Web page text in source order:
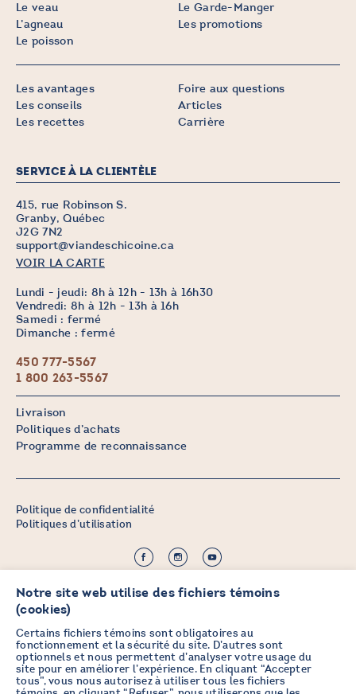
Le veau
L’agneau
Le poisson
Le Garde-Manger
Les promotions
Les avantages
Les conseils
Les recettes
Foire aux questions
Articles
Carrière
SERVICE À LA CLIENTÈLE
415, rue Robinson S.
Granby, Québec
J2G 7N2
support@viandeschicoine.ca
VOIR LA CARTE
Lundi - jeudi: 8h à 12h - 13h à 16h30
Vendredi: 8h à 12h - 13h à 16h
Samedi : fermé
Dimanche : fermé
450 777-5567
1 800 263-5567
Livraison
Politiques d’achats
Programme de reconnaissance
Crédit :Zen Branding, Design & Com.
Politique de confidentialité
Politiques d’utilisation
PRENEZ DES NOUVELLES EN
VOUS ABONNANT À L’INFOLETTRE
Notre site web utilise des fichiers témoins
(cookies)
Certains fichiers témoins sont obligatoires au
fonctionnement et la sécurité du site. D’autres sont
optionnels et nous permettent d’analyser votre usage du
site pour en améliorer l’expérience. En cliquant “Accepter
tous”, vous nous autorisez à utiliser tous les fichiers